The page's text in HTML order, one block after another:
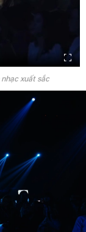
nhạc xuất sắc